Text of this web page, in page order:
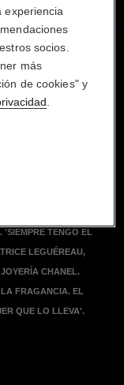
TENGO EL
LEGUÉREAU,
CHANEL.
FRAGANCIA. EL
QUE LO LLEVA'.
experiencia
socios.
más
de cookies" y